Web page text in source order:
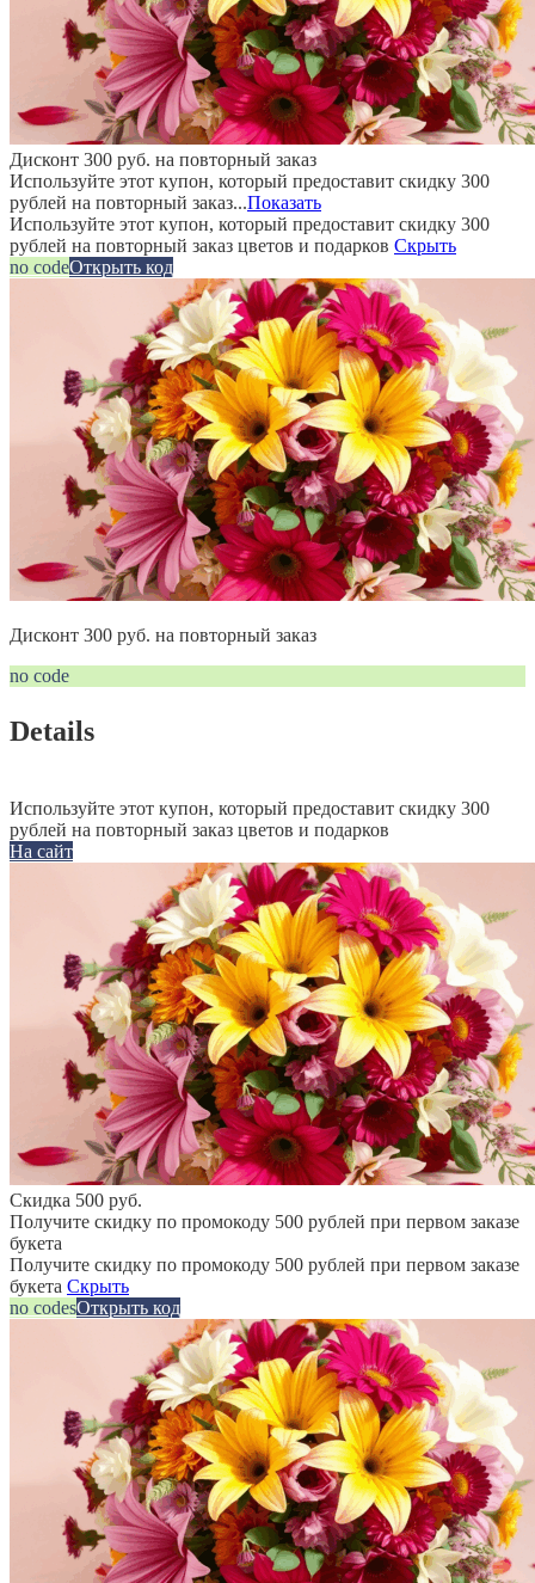
Дисконт 300 руб. на повторный заказ
Используйте этот купон, который предоставит скидку 300
рублей на повторный заказ...Показать
Используйте этот купон, который предоставит скидку 300
рублей на повторный заказ цветов и подарков Скрыть
no codeОткрыть код
Дисконт 300 руб. на повторный заказ
no code
Details
Используйте этот купон, который предоставит скидку 300
рублей на повторный заказ цветов и подарков
На сайт
Скидка 500 руб.
Получите скидку по промокоду 500 рублей при первом заказе
букета
Получите скидку по промокоду 500 рублей при первом заказе
букета Скрыть
no codesОткрыть код